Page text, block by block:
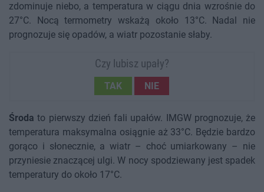
zdominuje niebo, a temperatura w ciągu dnia wzrośnie do
27°C. Nocą termometry wskażą około 13°C. Nadal nie
prognozuje się opadów, a wiatr pozostanie słaby.
Czy lubisz upały?
TAK NIE
Środa to pierwszy dzień fali upałów. IMGW prognozuje, że
temperatura maksymalna osiągnie aż 33°C. Będzie bardzo
gorąco i słonecznie, a wiatr – choć umiarkowany – nie
przyniesie znaczącej ulgi. W nocy spodziewany jest spadek
temperatury do około 17°C.